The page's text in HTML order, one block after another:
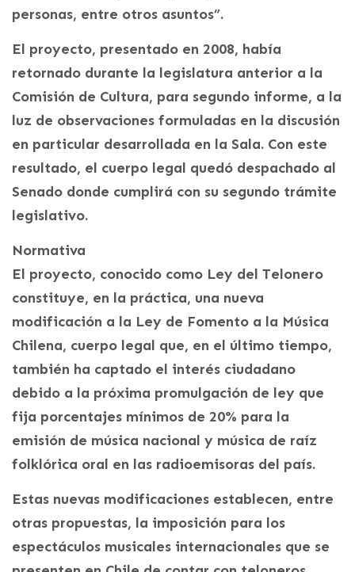
personas, entre otros asuntos”.
El proyecto, presentado en 2008, había
retornado durante la legislatura anterior a la
Comisión de Cultura, para segundo informe, a la
luz de observaciones formuladas en la discusión
en particular desarrollada en la Sala. Con este
resultado, el cuerpo legal quedó despachado al
Senado donde cumplirá con su segundo trámite
legislativo.
Normativa
El proyecto, conocido como Ley del Telonero
constituye, en la práctica, una nueva
modificación a la Ley de Fomento a la Música
Chilena, cuerpo legal que, en el último tiempo,
también ha captado el interés ciudadano
debido a la próxima promulgación de ley que
fija porcentajes mínimos de 20% para la
emisión de música nacional y música de raíz
folklórica oral en las radioemisoras del país.
Estas nuevas modificaciones establecen, entre
otras propuestas, la imposición para los
espectáculos musicales internacionales que se